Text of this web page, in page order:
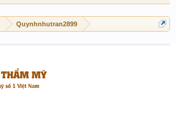
Quynhnhutran2899